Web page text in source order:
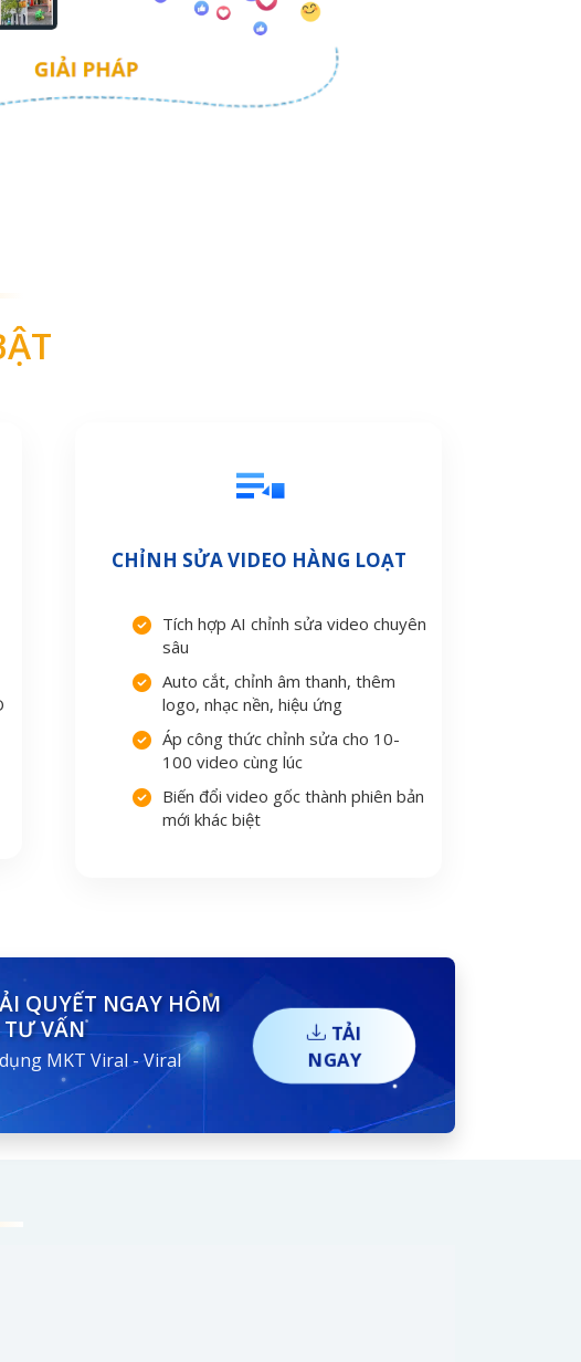
CHỈNH SỬA VIDEO HÀNG LOẠT
Tích hợp AI chỉnh sửa video chuyên
sâu
Auto cắt, chỉnh âm thanh, thêm
logo, nhạc nền, hiệu ứng
Áp công thức chỉnh sửa cho 10-
100 video cùng lúc
Biến đổi video gốc thành phiên bản
mới khác biệt
QUYẾT NGAY HÔM
VẤN
MKT Viral - Viral
TẢI
NGAY